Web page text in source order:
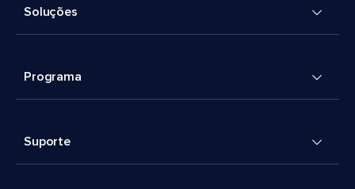
Soluções
Programa
Suporte